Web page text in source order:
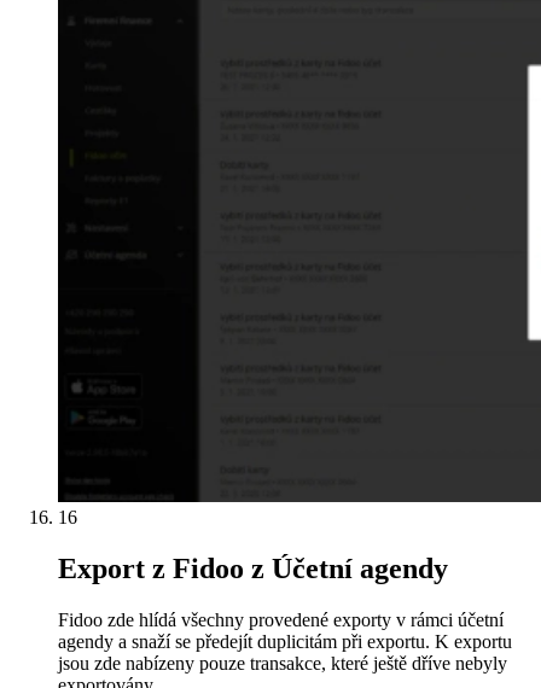
16
Export z Fidoo z Účetní agendy
Fidoo zde hlídá všechny provedené exporty v rámci účetní
agendy a snaží se předejít duplicitám při exportu. K exportu
jsou zde nabízeny pouze transakce, které ještě dříve nebyly